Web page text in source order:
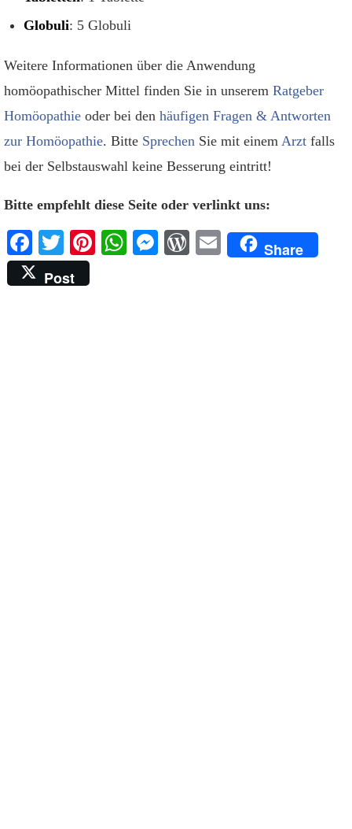
Globuli: 5 Globuli
Weitere Informationen über die Anwendung
homöopathischer Mittel finden Sie in unserem Ratgeber
Homöopathie oder bei den häufigen Fragen & Antworten
zur Homöopathie. Bitte Sprechen Sie mit einem Arzt falls
bei der Selbstauswahl keine Besserung eintritt!
Bitte empfehlt diese Seite oder verlinkt uns:
Facebook
TwitterPinterest
WhatsApp
Messenger
WordPress
EmailShare
Post